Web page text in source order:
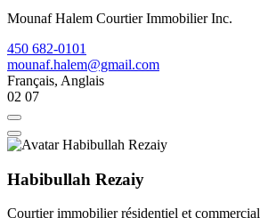
Mounaf Halem Courtier Immobilier Inc.
450 682-0101
mounaf.halem@gmail.com
Français, Anglais
02 07
Habibullah Rezaiy
Courtier immobilier résidentiel et commercial